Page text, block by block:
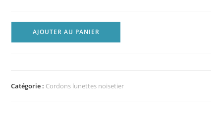
AJOUTER AU PANIER
Catégorie : Cordons lunettes noisetier